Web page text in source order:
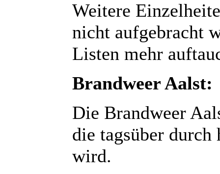
Weitere
nicht aufgebracht
Listen mehr
Brandweer Aalst:
Die Brandweer
die tagsüber
wird.